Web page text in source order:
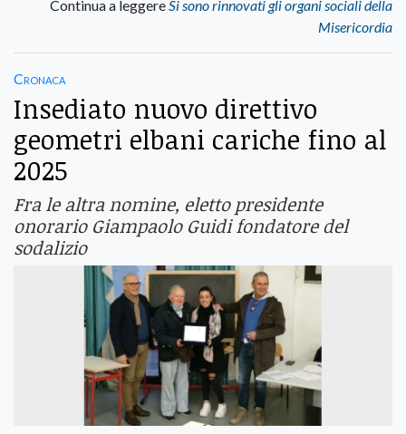
Continua a leggereSi sono rinnovati gli organi sociali della
Misericordia
Cronaca
Insediato nuovo direttivo
geometri elbani cariche fino al
2025
Fra le altra nomine, eletto presidente
onorario Giampaolo Guidi fondatore del
sodalizio